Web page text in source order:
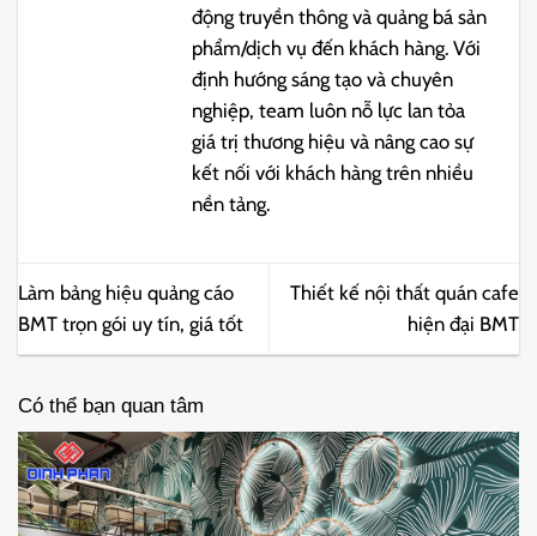
động truyền thông và quảng bá sản
phẩm/dịch vụ đến khách hàng. Với
định hướng sáng tạo và chuyên
nghiệp, team luôn nỗ lực lan tỏa
giá trị thương hiệu và nâng cao sự
kết nối với khách hàng trên nhiều
nền tảng.
Làm bảng hiệu quảng cáo
BMT trọn gói uy tín, giá tốt
Thiết kế nội thất quán cafe
hiện đại BMT
Có thể bạn quan tâm